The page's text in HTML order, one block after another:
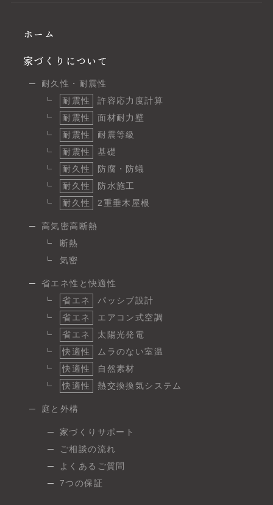
ホーム
家づくりについて
耐久性・耐震性
耐震性
許容応力度計算
耐震性
面材耐力壁
耐震性
耐震等級
耐震性
基礎
耐久性
防腐・防蟻
耐久性
防水施工
耐久性
2重垂木屋根
高気密高断熱
断熱
気密
省エネ性と快適性
省エネ
パッシブ設計
省エネ
エアコン式空調
省エネ
太陽光発電
快適性
ムラのない室温
快適性
自然素材
快適性
熱交換換気システム
庭と外構
家づくりサポート
ご相談の流れ
よくあるご質問
7つの保証